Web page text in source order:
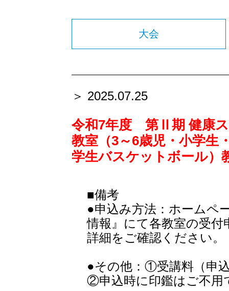
大会
＞ 2025.07.25
令和7年度 第Ⅱ期 健康ス
教室（3～6歳児・小学生
学生バスケットボール）
■備考
●申込み方法：ホームペ
情報』にて各教室の受付
詳細をご確認ください。
●その他：①受講料（申
②申込時に印鑑はご不用